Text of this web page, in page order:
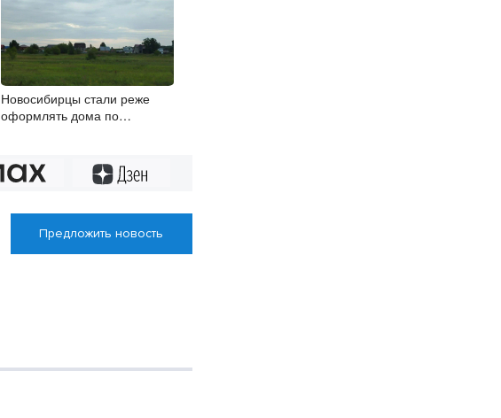
Новосибирцы стали реже
оформлять дома по
Предложить новость